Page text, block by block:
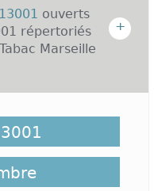
ouverts
répertoriés
Marseille
+
sur le lien
sur